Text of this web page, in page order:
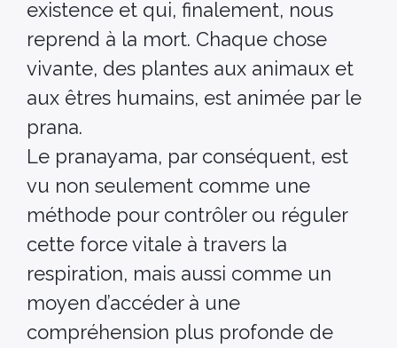
existence et qui, finalement, nous
reprend à la mort. Chaque chose
vivante, des plantes aux animaux et
aux êtres humains, est animée par le
prana.
Le pranayama, par conséquent, est
vu non seulement comme une
méthode pour contrôler ou réguler
cette force vitale à travers la
respiration, mais aussi comme un
moyen d’accéder à une
compréhension plus profonde de